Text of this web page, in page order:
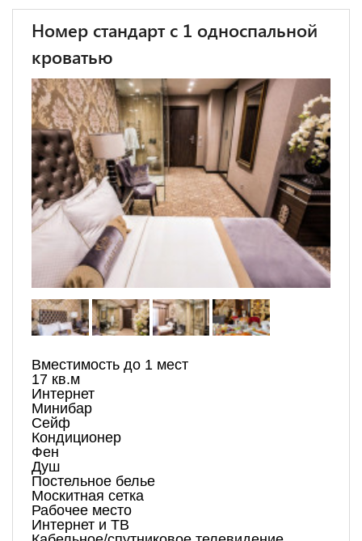
Номер стандарт с 1 односпальной
кроватью
Вместимость до 1 мест
17 кв.м
Интернет
Минибар
Сейф
Кондиционер
Фен
Душ
Постельное белье
Москитная сетка
Рабочее место
Интернет и ТВ